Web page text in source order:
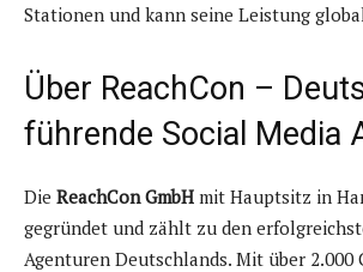
Stationen und kann seine Leistung
Über ReachCon –
führende Social Media
Die ReachCon GmbH mit Hauptsitz in
gegründet und zählt zu den
Agenturen Deutschlands. Mit über 2.000